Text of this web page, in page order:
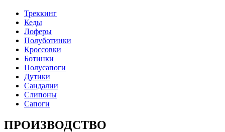
Треккинг
Кеды
Лоферы
Полуботинки
Кроссовки
Ботинки
Полусапоги
Дутики
Сандалии
Слипоны
Сапоги
ПРОИЗВОДСТВО